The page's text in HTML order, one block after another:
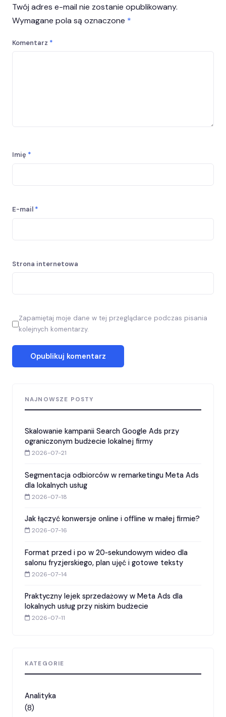
Twój adres e-mail nie zostanie opublikowany.
Wymagane pola są oznaczone *
Komentarz *
Imię *
E-mail *
Strona internetowa
Zapamiętaj moje dane w tej przeglądarce podczas pisania
kolejnych komentarzy.
NAJNOWSZE POSTY
Skalowanie kampanii Search Google Ads przy
ograniczonym budżecie lokalnej firmy
2026-07-21
Segmentacja odbiorców w remarketingu Meta Ads
dla lokalnych usług
2026-07-18
Jak łączyć konwersje online i offline w małej firmie?
2026-07-16
Format przed i po w 20‑sekundowym wideo dla
salonu fryzjerskiego, plan ujęć i gotowe teksty
2026-07-14
Praktyczny lejek sprzedażowy w Meta Ads dla
lokalnych usług przy niskim budżecie
2026-07-11
KATEGORIE
Analityka
(8)